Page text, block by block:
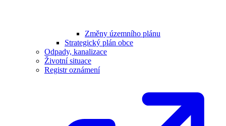
Změny územního plánu
Strategický plán obce
Odpady, kanalizace
Životní situace
Registr oznámení